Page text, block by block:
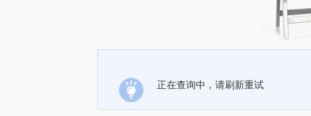
正在查询中，请刷新重试